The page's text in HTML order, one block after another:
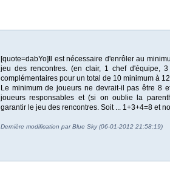
[quote=dabYo]Il est nécessaire d'enrôler au
jeu des rencontres. (en clair, 1 chef d'équipe,
complémentaires pour un total de 10 minimum à
Le minimum de joueurs ne devrait-il pas être 8
joueurs responsables et (si on oublie la
garantir le jeu des rencontres. Soit ... 1+3+4=8 et
Dernière modification par Blue Sky (06-01-2012 21:58:19)